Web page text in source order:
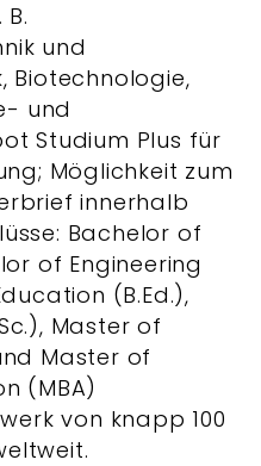
und
Biotechnologie,
und
Studium Plus für
Möglichkeit zum
innerhalb
Bachelor of
of Engineering
(B.Ed.),
Master of
Master of
(MBA)
von knapp 100